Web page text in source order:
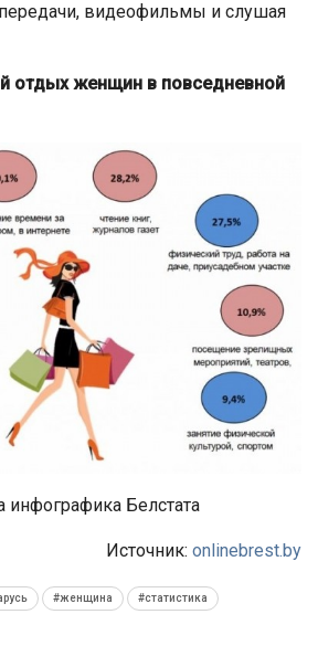
видеофильмы и слушая
отдых женщин в повседневной
инфографика Белстата
Источник: onlinebrest.by
#женщина #статистика